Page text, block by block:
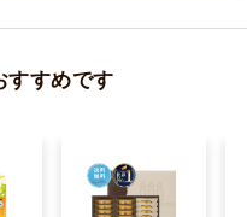
すすめです